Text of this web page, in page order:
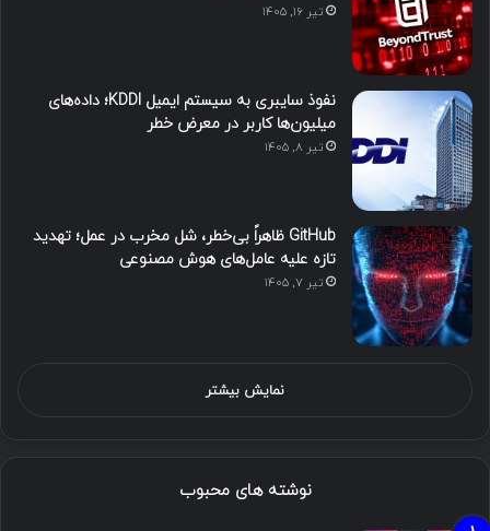
تیر ۱۶, ۱۴۰۵
نفوذ سایبری به سیستم ایمیل KDDI؛ داده‌های
میلیون‌ها کاربر در معرض خطر
تیر ۸, ۱۴۰۵
GitHub ظاهراً بی‌خطر، شل مخرب در عمل؛ تهدید
تازه علیه عامل‌های هوش مصنوعی
تیر ۷, ۱۴۰۵
نمایش بیشتر
نوشته های محبوب